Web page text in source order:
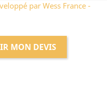
par Wess France -
MON DEVIS